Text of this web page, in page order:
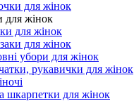
для жінок
для жінок
для жінок
для жінок
убори для жінок
рукавички для жінок
шкарпетки для жінок